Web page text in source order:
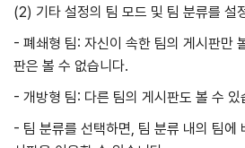
(2) 기타 설정의 팀 모드 및 팀 분류를 설
- 폐쇄형 팀: 자신이 속한 팀의 게시판만
판은 볼 수 없습니다.
- 개방형 팀: 다른 팀의 게시판도 볼 수 있
- 팀 분류를 선택하면, 팀 분류 내의 팀에